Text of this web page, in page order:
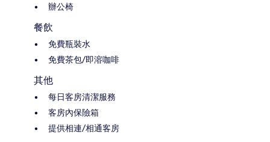
辦公椅
餐飲
免費瓶裝水
免費茶包/即溶咖啡
其他
每日客房清潔服務
客房內保險箱
提供相連/相通客房